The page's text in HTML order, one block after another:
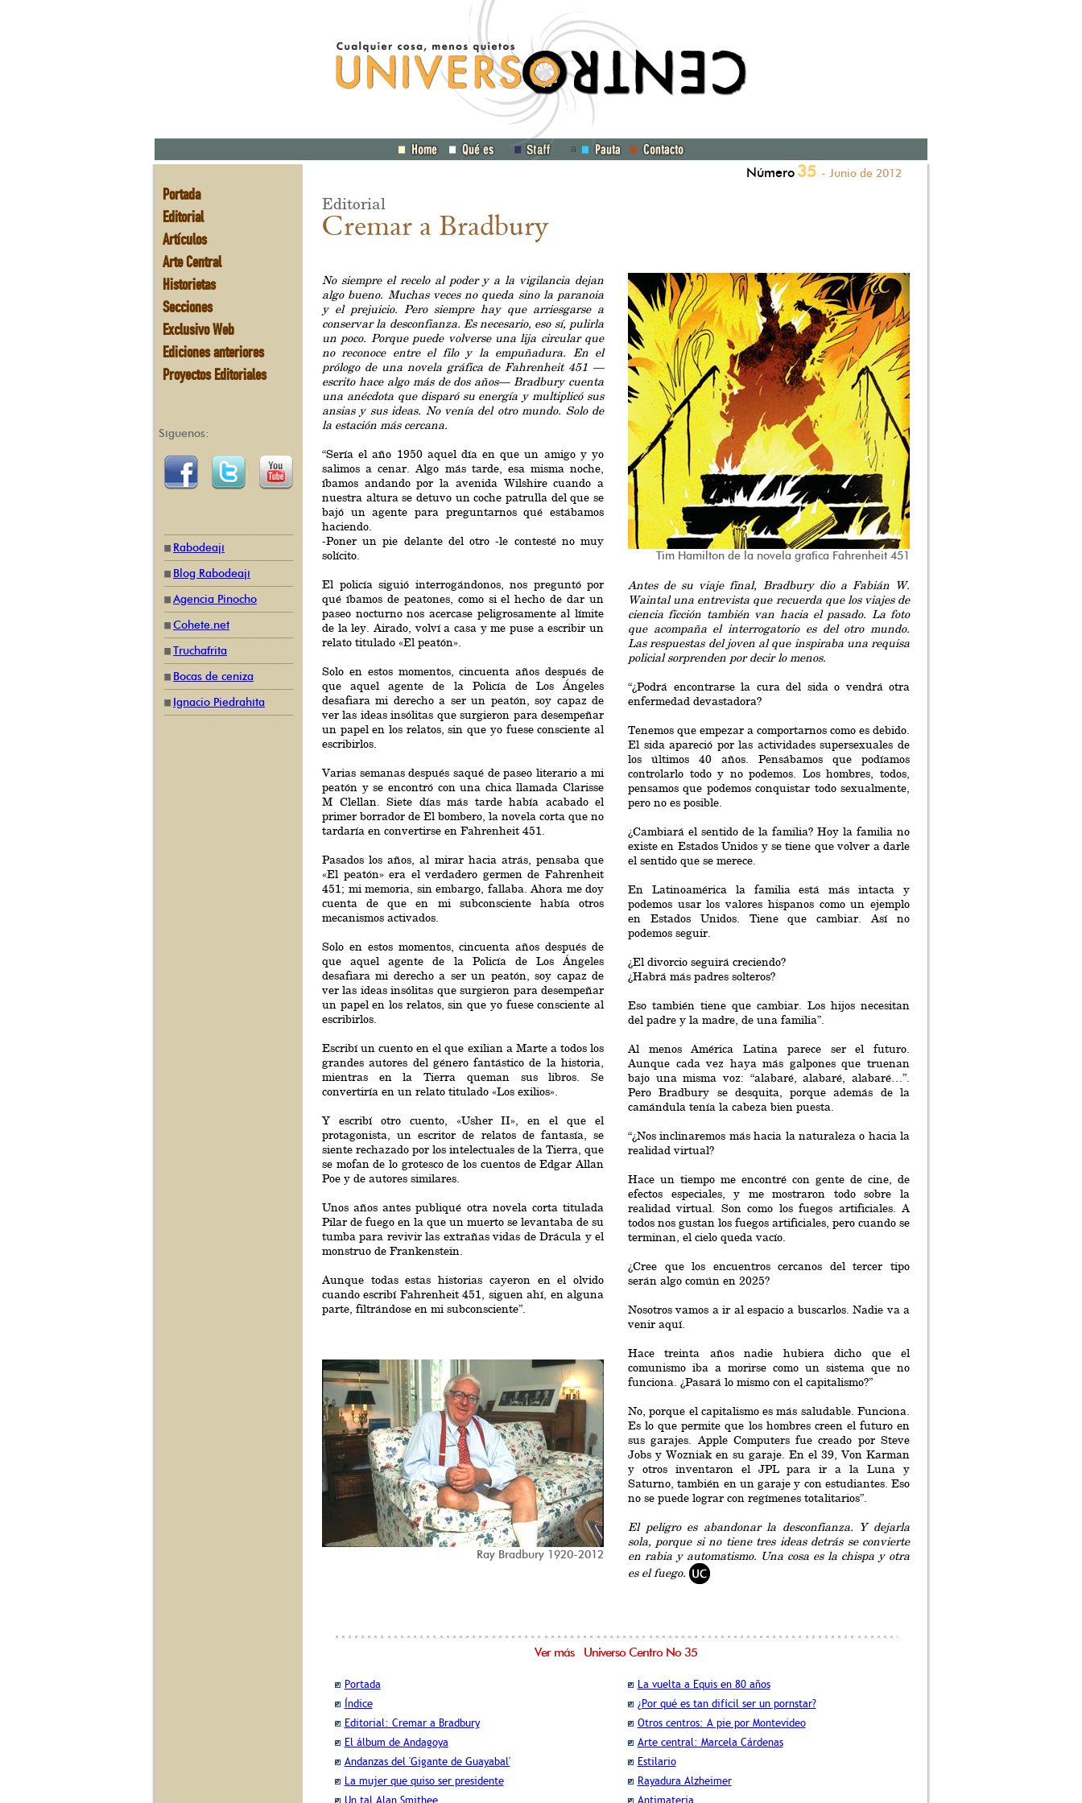
a
Portada
Editorial
Artículos
Arte Central
Historietas
Secciones
Exclusivo Web
Ediciones anteriores
Proyectos Editoriales
Síguenos:
Rabodeají
Blog Rabodeají
Agencia Pinocho
Cohete.net
Truchafrita
Bocas de ceniza
Ignacio Piedrahíta
Número 35 - Junio de 2012
Editorial
Cremar a Bradbury
No siempre el recelo al poder y a la vigilancia dejan
algo bueno. Muchas veces no queda sino la paranoia
y el prejuicio. Pero siempre hay que arriesgarse a
conservar la desconfianza. Es necesario, eso sí, pulirla
un poco. Porque puede volverse una lija circular que
no reconoce entre el filo y la empuñadura. En el
prólogo de una novela gráfica de Fahrenheit 451 —
escrito hace algo más de dos años— Bradbury cuenta
una anécdota que disparó su energía y multiplicó sus
ansias y sus ideas. No venía del otro mundo. Solo de
la estación más cercana.
“Sería el año 1950 aquel día en que un amigo y yo
salimos a cenar. Algo más tarde, esa misma noche,
íbamos andando por la avenida Wilshire cuando a
nuestra altura se detuvo un coche patrulla del que se
bajó un agente para preguntarnos qué estábamos
haciendo.
-Poner un pie delante del otro -le contesté no muy
solícito.
El policía siguió interrogándonos, nos preguntó por
qué íbamos de peatones, como si el hecho de dar un
paseo nocturno nos acercase peligrosamente al límite
de la ley. Airado, volví a casa y me puse a escribir un
relato titulado «El peatón».
Solo en estos momentos, cincuenta años después de
que aquel agente de la Policía de Los Ángeles
desafiara mi derecho a ser un peatón, soy capaz de
ver las ideas insólitas que surgieron para desempeñar
un papel en los relatos, sin que yo fuese consciente al
escribirlos.
Varias semanas después saqué de paseo literario a mi
peatón y se encontró con una chica llamada Clarisse
M Clellan. Siete días más tarde había acabado el
primer borrador de El bombero, la novela corta que no
tardaría en convertirse en Fahrenheit 451.
Pasados los años, al mirar hacia atrás, pensaba que
«El peatón» era el verdadero germen de Fahrenheit
451; mi memoria, sin embargo, fallaba. Ahora me doy
cuenta de que en mi subconsciente había otros
mecanismos activados.
Solo en estos momentos, cincuenta años después de
que aquel agente de la Policía de Los Ángeles
desafiara mi derecho a ser un peatón, soy capaz de
ver las ideas insólitas que surgieron para desempeñar
un papel en los relatos, sin que yo fuese consciente al
escribirlos.
Escribí un cuento en el que exilian a Marte a todos los
grandes autores del género fantástico de la historia,
mientras en la Tierra queman sus libros. Se
convertiría en un relato titulado «Los exilios».
Y escribí otro cuento, «Usher II», en el que el
protagonista, un escritor de relatos de fantasía, se
siente rechazado por los intelectuales de la Tierra, que
se mofan de lo grotesco de los cuentos de Edgar Allan
Poe y de autores similares.
Unos años antes publiqué otra novela corta titulada
Pilar de fuego en la que un muerto se levantaba de su
tumba para revivir las extrañas vidas de Drácula y el
monstruo de Frankenstein.
Aunque todas estas historias cayeron en el olvido
cuando escribí Fahrenheit 451, siguen ahí, en alguna
parte, filtrándose en mi subconsciente”.
Ray Bradbury 1920-2012
Tim Hamilton de la novela gráfica Fahrenheit 451
Antes de su viaje final, Bradbury dio a Fabián W.
Waintal una entrevista que recuerda que los viajes de
ciencia ficción también van hacia el pasado. La foto
que acompaña el interrogatorio es del otro mundo.
Las respuestas del joven al que inspiraba una requisa
policial sorprenden por decir lo menos.
“¿Podrá encontrarse la cura del sida o vendrá otra
enfermedad devastadora?
Tenemos que empezar a comportarnos como es debido.
El sida apareció por las actividades supersexuales de
los últimos 40 años. Pensábamos que podíamos
controlarlo todo y no podemos. Los hombres, todos,
pensamos que podemos conquistar todo sexualmente,
pero no es posible.
¿Cambiará el sentido de la familia? Hoy la familia no
existe en Estados Unidos y se tiene que volver a darle
el sentido que se merece.
En Latinoamérica la familia está más intacta y
podemos usar los valores hispanos como un ejemplo
en Estados Unidos. Tiene que cambiar. Así no
podemos seguir.
¿El divorcio seguirá creciendo?
¿Habrá más padres solteros?
Eso también tiene que cambiar. Los hijos necesitan
del padre y la madre, de una familia”.
Al menos América Latina parece ser el futuro.
Aunque cada vez haya más galpones que truenan
bajo una misma voz: “alabaré, alabaré, alabaré…”.
Pero Bradbury se desquita, porque además de la
camándula tenía la cabeza bien puesta.
“¿Nos inclinaremos más hacia la naturaleza o hacia la
realidad virtual?
Hace un tiempo me encontré con gente de cine, de
efectos especiales, y me mostraron todo sobre la
realidad virtual. Son como los fuegos artificiales. A
todos nos gustan los fuegos artificiales, pero cuando se
terminan, el cielo queda vacío.
¿Cree que los encuentros cercanos del tercer tipo
serán algo común en 2025?
Nosotros vamos a ir al espacio a buscarlos. Nadie va a
venir aquí.
Hace treinta años nadie hubiera dicho que el
comunismo iba a morirse como un sistema que no
funciona. ¿Pasará lo mismo con el capitalismo?”
No, porque el capitalismo es más saludable. Funciona.
Es lo que permite que los hombres creen el futuro en
sus garajes. Apple Computers fue creado por Steve
Jobs y Wozniak en su garaje. En el 39, Von Karman
y otros inventaron el JPL para ir a la Luna y
Saturno, también en un garaje y con estudiantes. Eso
no se puede lograr con regímenes totalitarios”.
El peligro es abandonar la desconfianza. Y dejarla
sola, porque si no tiene tres ideas detrás se convierte
en rabia y automatismo. Una cosa es la chispa y otra
es el fuego.
Ver más Universo Centro No 35
Portada
Índice
Editorial: Cremar a Bradbury
El álbum de Andagoya
Andanzas del 'Gigante de Guayabal'
La mujer que quiso ser presidente
Un tal Alan Smithee
La vuelta a Equis en 80 años
¿Por qué es tan difícil ser un pornstar?
Otros centros: A pie por Montevideo
Arte central: Marcela Cárdenas
Estilario
Rayadura Alzheimer
Antimateria